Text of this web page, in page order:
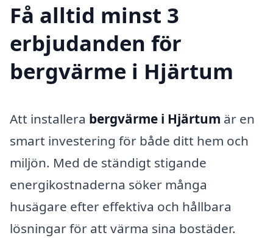
Få alltid minst 3
erbjudanden för
bergvärme i Hjärtum
Att installera bergvärme i Hjärtum är en
smart investering för både ditt hem och
miljön. Med de ständigt stigande
energikostnaderna söker många
husägare efter effektiva och hållbara
lösningar för att värma sina bostäder.